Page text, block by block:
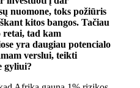
nuomone, toks požiūris
kitos bangos. Tačiau
retai, tad kam
yra daugiau potencialo
verslui, teikti
gyliui?